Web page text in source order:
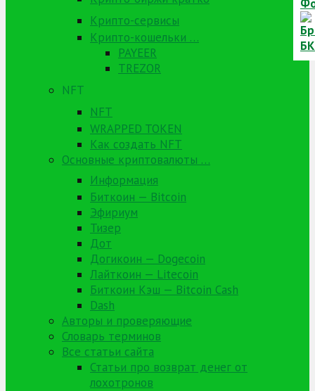
Крипто-сервисы
Крипто-кошельки …
PAYEER
TREZOR
NFT
NFT
WRAPPED TOKEN
Как создать NFT
Основные криптовалюты …
Информация
Биткоин — Bitcoin
Эфириум
Тизер
Дот
Догикоин — Dogecoin
Лайткоин — Litecoin
Биткоин Кэш — Bitcoin Cash
Dash
Авторы и проверяющие
Словарь терминов
Все статьи сайта
Статьи про возврат денег от
лохотронов